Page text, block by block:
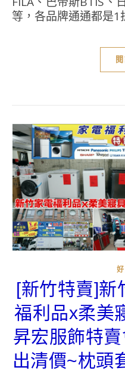
等，各品牌通通都是1
[新竹特賣]新
福利品x柔美
昇宏服飾特
出清價~枕頭